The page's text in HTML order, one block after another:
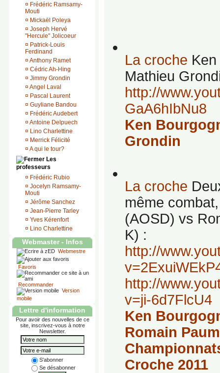
¤ Frédéric Ramsamy-
Mouti
¤ Mickaël Poleya
¤ Joseph Hervé
"Hercule" Jolicoeur
¤ Patrick-Louis
Ferdinand
¤ Anthony Ramet
¤ Cédric Ah-Hing
¤ Jimmy Grondin
¤ Angel Laval
¤ Pascal Laurent
¤ Guyliane Bandou
¤ Frédéric Audebert
¤ Antoine Delpuech
¤ Lino Charlettine
¤ Merrick Félicité
¤ A qui le tour?
Les
professeurs
¤ Frédéric Rubio
¤ Jocelyn Ramsamy-
Mouti
¤ Jérôme Sanchez
¤ Jean-Pierre Tarley
¤ Yves Kérenfort
¤ Lino Charlettine
Webmaster - Infos
Webmestre
Favoris
Recommander
Version
mobile
Lettre d'information
Pour avoir des nouvelles de ce
site, inscrivez-vous à notre
Newsletter.
S'abonner
Se désabonner
La croche
Mathieu
http://
GaA6hIbNu8
Ken
Grondin
La croche
même
(AOSD) vs
K) :
http://
http://
v=ji-6d7FlcU4
Ken
Romain
Croche 2011